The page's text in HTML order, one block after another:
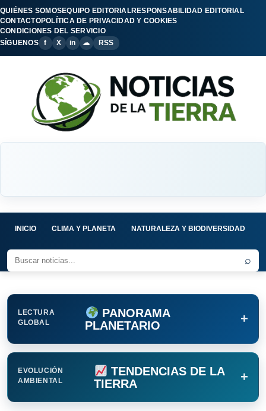
QUIÉNES SOMOSEQUIPO EDITORIALRESPONSABILIDAD EDITORIAL
CONTACTOPOLÍTICA DE PRIVACIDAD Y COOKIES
CONDICIONES DEL SERVICIO
SÍGUENOS
f X in ☁ RSS
INICIO CLIMA Y PLANETA NATURALEZA Y BIODIVERSIDAD
⌕
LECTURA
GLOBAL
PANORAMA
PLANETARIO
+
EVOLUCIÓN
AMBIENTAL
TENDENCIAS DE LA
TIERRA
+